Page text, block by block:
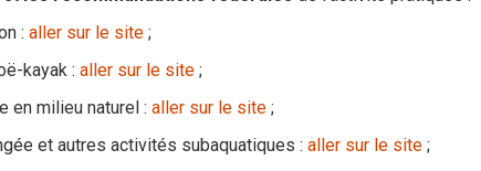
: aller sur le site ;
kayak : aller sur le site ;
en milieu naturel : aller sur le site ;
et autres activités subaquatiques : aller sur le site ;